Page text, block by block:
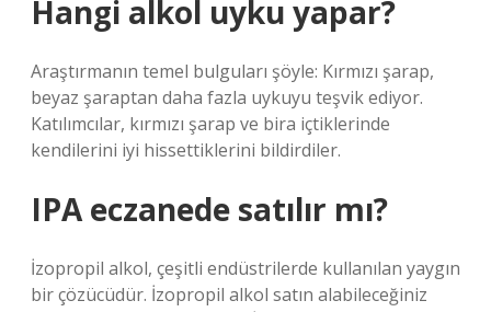
Hangi alkol uyku yapar?
Araştırmanın temel bulguları şöyle: Kırmızı şarap,
beyaz şaraptan daha fazla uykuyu teşvik ediyor.
Katılımcılar, kırmızı şarap ve bira içtiklerinde
kendilerini iyi hissettiklerini bildirdiler.
IPA eczanede satılır mı?
İzopropil alkol, çeşitli endüstrilerde kullanılan yaygın
bir çözücüdür. İzopropil alkol satın alabileceğiniz